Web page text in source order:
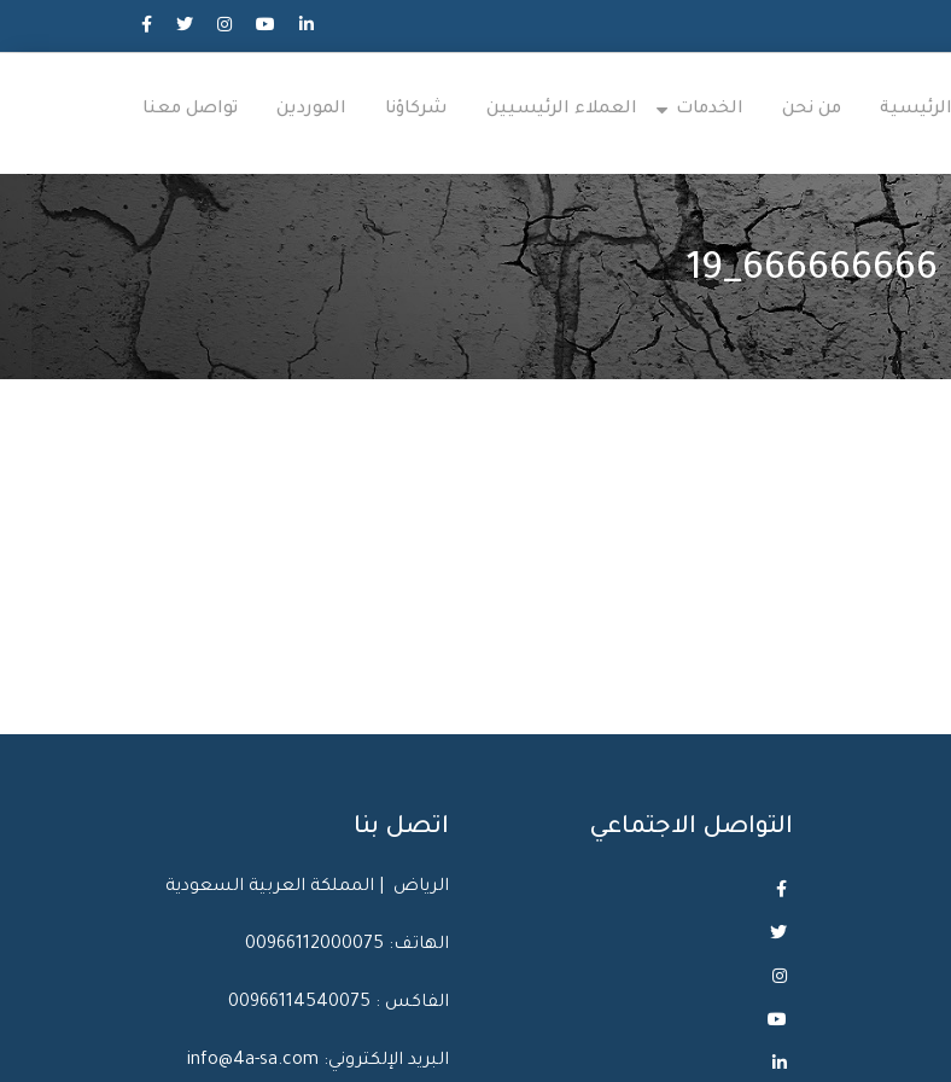
الرئيسية من نحن الخدمات العملاء الرئيسيين شركاؤنا الموردين تواصل معنا
666666666_19
التواصل الاجتماعي اتصل بنا
الرياض | المملكة العربية السعودية
الهاتف: 00966112000075
الفاكس : 00966114540075
البريد الإلكتروني: info@4a-sa.com